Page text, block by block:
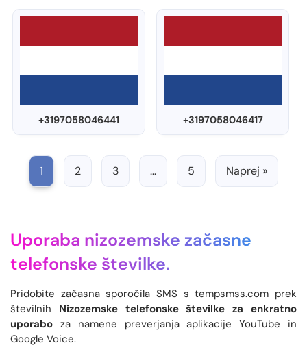
+3197058046441 +3197058046417
1 2 3 … 5 Naprej »
Uporaba nizozemske začasne
telefonske številke.
Pridobite začasna sporočila SMS s tempsmss.com prek
številnih Nizozemske telefonske številke za enkratno
uporabo za namene preverjanja aplikacije YouTube in
Google Voice.